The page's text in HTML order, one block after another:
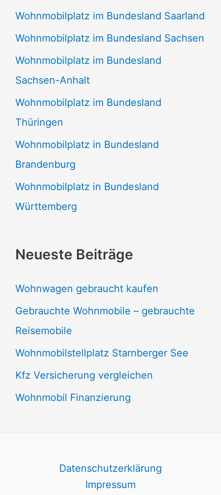
Wohnmobilplatz im Bundesland Saarland
Wohnmobilplatz im Bundesland Sachsen
Wohnmobilplatz im Bundesland
Sachsen-Anhalt
Wohnmobilplatz im Bundesland
Thüringen
Wohnmobilplatz in Bundesland
Brandenburg
Wohnmobilplatz in Bundesland
Württemberg
Neueste Beiträge
Wohnwagen gebraucht kaufen
Gebrauchte Wohnmobile – gebrauchte
Reisemobile
Wohnmobilstellplatz Starnberger See
Kfz Versicherung vergleichen
Wohnmobil Finanzierung
Datenschutzerklärung
Impressum